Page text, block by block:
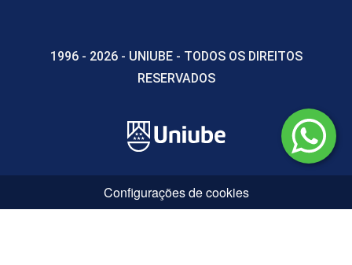
1996 - 2026 - UNIUBE - TODOS OS DIREITOS
RESERVADOS
Configurações de cookies